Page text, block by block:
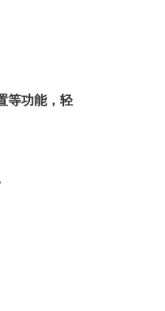
等功能，轻